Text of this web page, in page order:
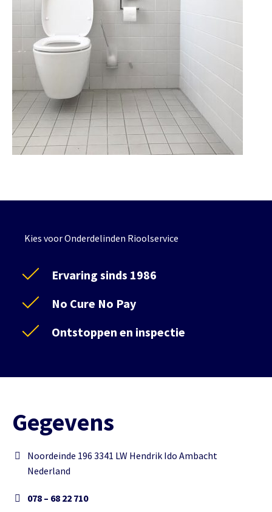
Kies voor Onderdelinden Rioolservice
Ervaring sinds 1986
No Cure No Pay
Ontstoppen en inspectie
Gegevens
Noordeinde 196 3341 LW Hendrik Ido Ambacht
Nederland
078 – 68 22 710